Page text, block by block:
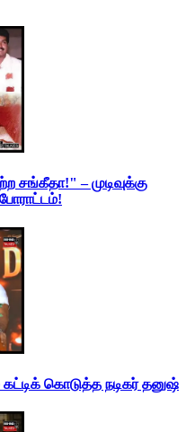
சங்கீதா!" – முடிவுக்கு
கொடுத்த நடிகர் தனுஷ்